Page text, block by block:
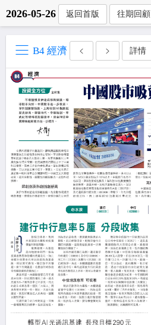
2026-05-26 返回首版 往期回顧
B4 經濟 詳情